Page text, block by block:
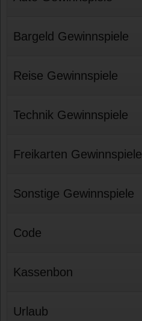
Bargeld Gewinnspiele
Reise Gewinnspiele
Technik Gewinnspiele
Freikarten Gewinnspiele
Sonstige Gewinnspiele
Code
Kassenbon
Urlaub